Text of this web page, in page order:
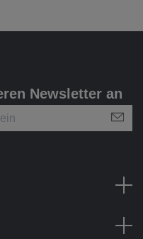
Newsletter an